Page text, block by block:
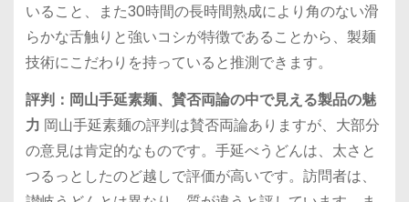
いること、また30時間の長時間熟成により角のない滑
らかな舌触りと強いコシが特徴であることから、製麺
技術にこだわりを持っていると推測できます。
評判：岡山手延素麺、賛否両論の中で見える製品の魅
力 岡山手延素麺の評判は賛否両論ありますが、大部分
の意見は肯定的なものです。手延べうどんは、太さと
つるっとしたのど越しで評価が高いです。訪問者は、